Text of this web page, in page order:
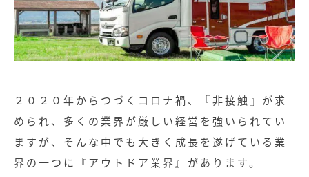
２０２０年からつづくコロナ禍、『非接触』が求
められ、多くの業界が厳しい経営を強いられてい
ますが、そんな中でも大きく成長を遂げている業
界の一つに『アウトドア業界』があります。